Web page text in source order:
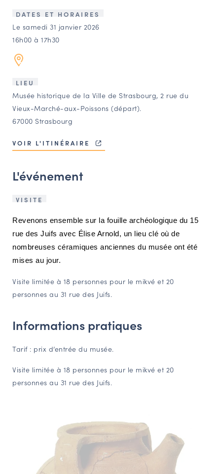
CONTACT
Agenda
Annuaire
Ressources
BOURSE D’ÉCHANGE
CARTES DES NAUDIN
Espace acteurs
NAVIGATION FILTRÉE « ACTEURS »
Comité d'Histoire Régionale
Amateurs d’histoire et de patrimoine
Responsables de structures
Étudiants & chercheurs
DATES ET HORAIRES
Le samedi 31 janvier 2026
16h00 à 17h30
LIEU
Musée historique de la Ville de Strasbourg, 2 rue du
Vieux-Marché-aux-Poissons (départ).
67000 Strasbourg
VOIR L'ITINÉRAIRE
L'événement
VISITE
Revenons ensemble sur la fouille archéologique du 15
rue des Juifs avec Élise Arnold, un lieu clé où de
nombreuses céramiques anciennes du musée ont été
mises au jour.
Visite limitée à 18 personnes pour le mikvé et 20
personnes au 31 rue des Juifs.
Informations pratiques
Tarif : prix d’entrée du musée.
Visite limitée à 18 personnes pour le mikvé et 20
personnes au 31 rue des Juifs.